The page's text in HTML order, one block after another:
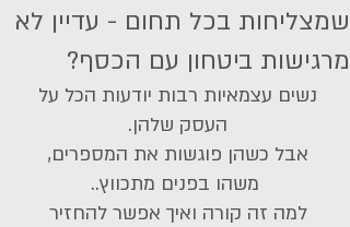
שמצליחות בכל תחום - עדיין לא
מרגישות ביטחון עם הכסף?
נשים עצמאיות רבות יודעות הכל על
העסק שלהן.
אבל כשהן פוגשות את המספרים,
משהו בפנים מתכווץ..
למה זה קורה ואיך אפשר להחזיר